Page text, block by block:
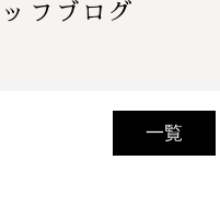
フブログ
一覧